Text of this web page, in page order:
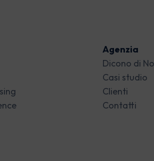
Agenzia
Dicono di
Casi studio
Clienti
Contatti